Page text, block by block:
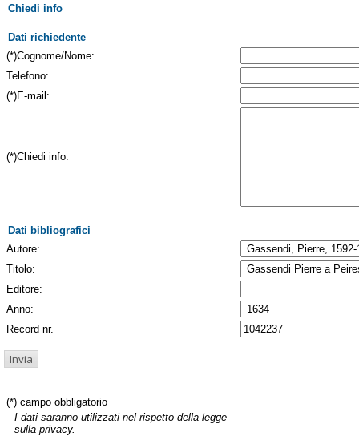
Chiedi info
Dati richiedente
(*)Cognome/Nome:
Telefono:
(*)E-mail:
(*)Chiedi info:
Dati bibliografici
Autore:
Titolo:
Editore:
Anno:
Record nr.
(*) campo obbligatorio
I dati saranno utilizzati nel rispetto della legge
sulla privacy.